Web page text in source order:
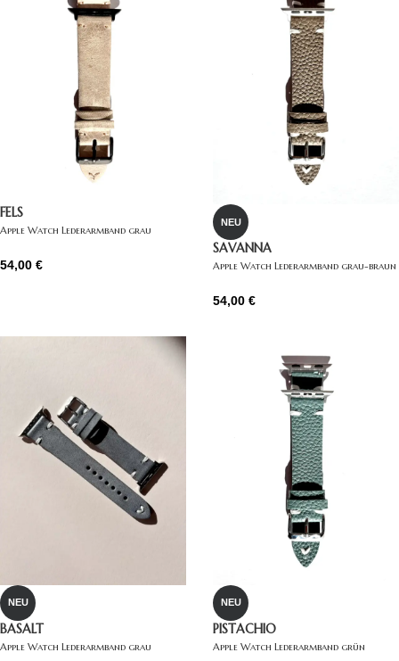
FELS
Apple Watch Lederarmband grau
54,00 €
NEU
SAVANNA
Apple Watch Lederarmband grau-braun
54,00 €
NEU
BASALT
Apple Watch Lederarmband grau
NEU
PISTACHIO
Apple Watch Lederarmband grün